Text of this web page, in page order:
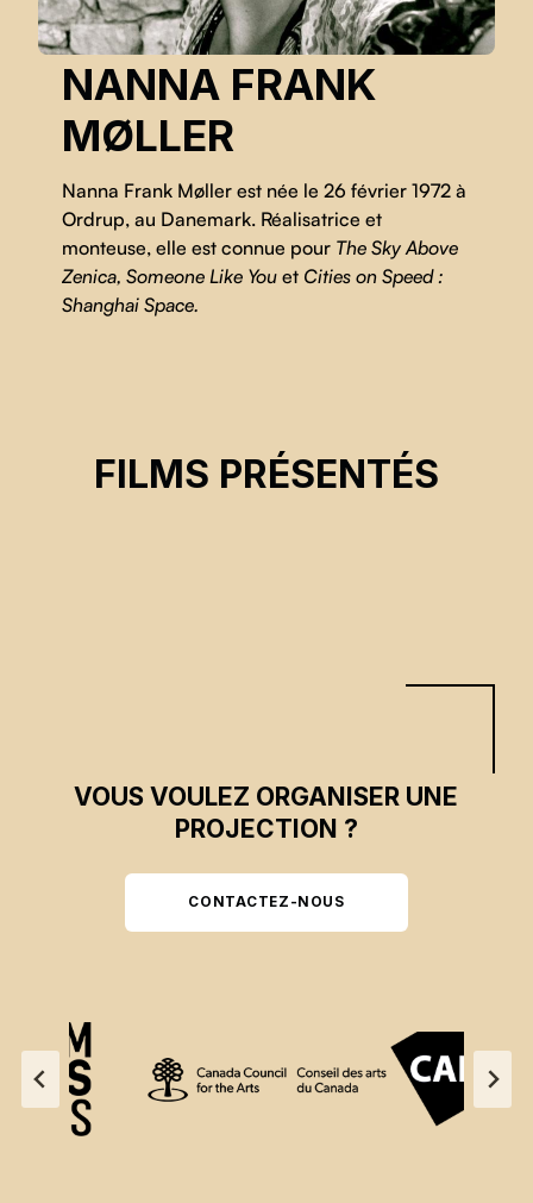
NANNA FRANK
MØLLER
Nanna Frank Møller est née le 26 février 1972 à
Ordrup, au Danemark. Réalisatrice et
monteuse, elle est connue pour The Sky Above
Zenica, Someone Like You et Cities on Speed :
Shanghai Space.
FILMS PRÉSENTÉS
THE SKY ABOVE ZENICA
Nanna Frank Møller, Zlatko Pranjic
VOUS VOULEZ ORGANISER UNE
PROJECTION ?
CONTACTEZ-NOUS